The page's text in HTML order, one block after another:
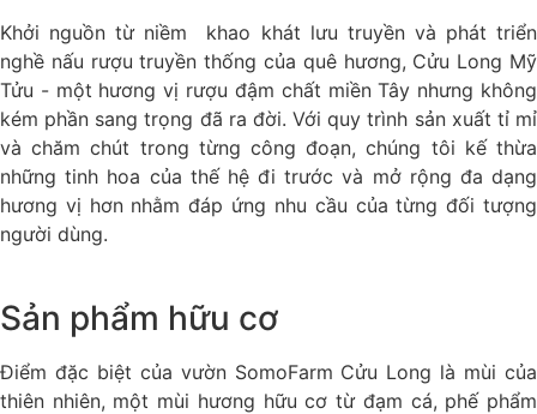
Khởi nguồn từ niềm khao khát lưu truyền và phát triển
nghề nấu rượu truyền thống của quê hương, Cửu Long Mỹ
Tửu - một hương vị rượu đậm chất miền Tây nhưng không
kém phần sang trọng đã ra đời. Với quy trình sản xuất tỉ mỉ
và chăm chút trong từng công đoạn, chúng tôi kế thừa
những tinh hoa của thế hệ đi trước và mở rộng đa dạng
hương vị hơn nhằm đáp ứng nhu cầu của từng đối tượng
người dùng.
Sản phẩm hữu cơ
Điểm đặc biệt của vườn SomoFarm Cửu Long là mùi của
thiên nhiên, một mùi hương hữu cơ từ đạm cá, phế phẩm